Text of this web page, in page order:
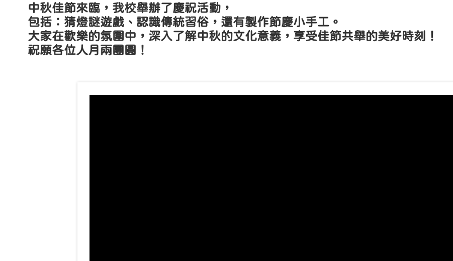
中秋佳節來臨，我校舉辦了慶祝活動，
包括：猜燈謎遊戲、認識傳統習俗，還有製作節慶小手工。
大家在歡樂的氛圍中，深入了解中秋的文化意義，享受佳節共舉的美好時刻！
祝願各位人月兩團圓！